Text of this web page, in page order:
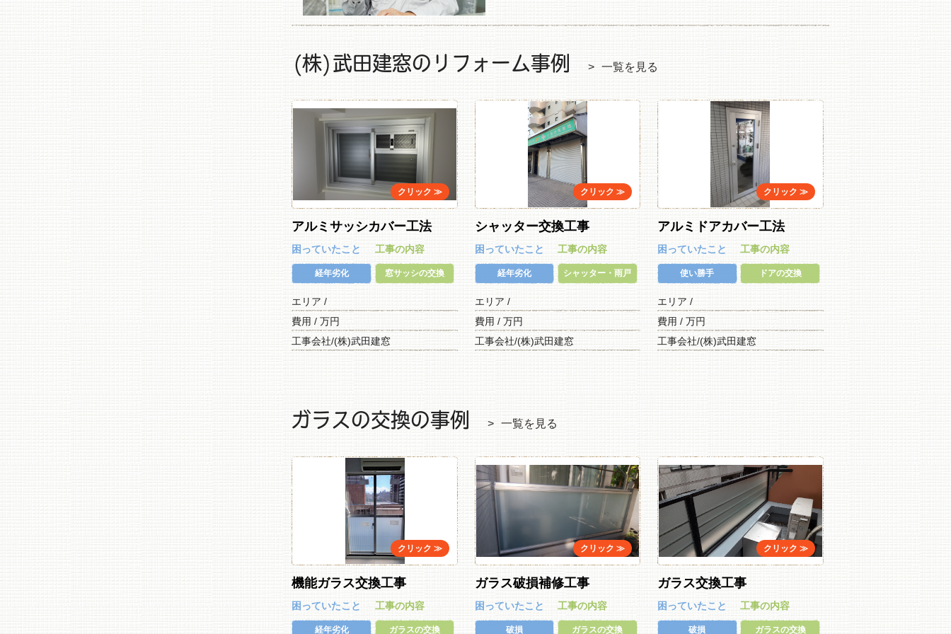
(株)武田建窓のリフォーム事例 一覧を見る
アルミサッシカバー工法
困っていたこと
経年劣化
工事の内容
窓サッシの交換
エリア /
費用 / 万円
工事会社/(株)武田建窓
シャッター交換工事
困っていたこと
経年劣化
工事の内容
シャッター・雨戸
エリア /
費用 / 万円
工事会社/(株)武田建窓
アルミドアカバー工法
困っていたこと
使い勝手
工事の内容
ドアの交換
エリア /
費用 / 万円
工事会社/(株)武田建窓
ガラスの交換の事例 一覧を見る
機能ガラス交換工事
困っていたこと
経年劣化
工事の内容
ガラスの交換
ガラス破損補修工事
困っていたこと
破損
工事の内容
ガラスの交換
ガラス交換工事
困っていたこと
破損
工事の内容
ガラスの交換